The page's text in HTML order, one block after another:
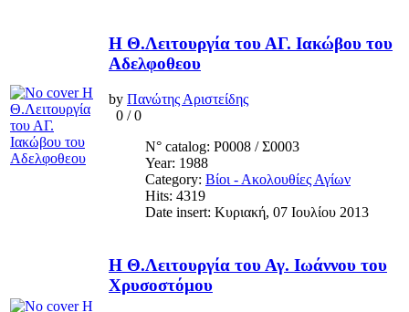
Η Θ.Λειτουργία του ΑΓ. Ιακώβου του
Αδελφοθεου
by Πανώτης Αριστείδης
0 /0
N° catalog: Ρ0008 / Σ0003
Year: 1988
Category: Βίοι - Ακολουθίες Αγίων
Hits: 4319
Date insert: Κυριακή, 07 Ιουλίου 2013
Η Θ.Λειτουργία του Αγ. Ιωάννου του
Χρυσοστόμου